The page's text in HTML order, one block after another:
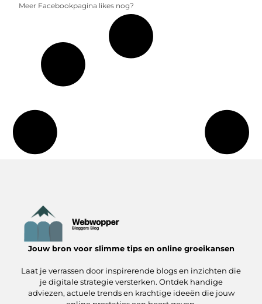
Meer Facebookpagina likes nog?
Jouw bron voor slimme tips en online groeikansen
Laat je verrassen door inspirerende blogs en inzichten die
je digitale strategie versterken. Ontdek handige
adviezen, actuele trends en krachtige ideeën die jouw